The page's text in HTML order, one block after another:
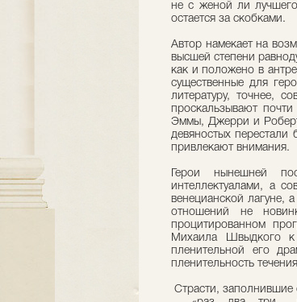
не с женой ли
остается за скобками.
Автор намекает на
высшей степени
как и положено в
существенные для
литературу, точнее,
проскальзывают
Эммы, Джерри и
девяностых
привлекают внимания.
Герои нынешней
интеллектуалами, а
венецианской лагуне,
отношений не
процитированном
Михаила Швыдкого к
пленительной его
пленительность
Страсти, заполнившие